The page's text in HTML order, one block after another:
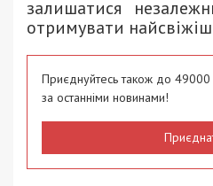
залишатися
отримувати
Приєднуйтесь також до 49000
за останніми новинами!